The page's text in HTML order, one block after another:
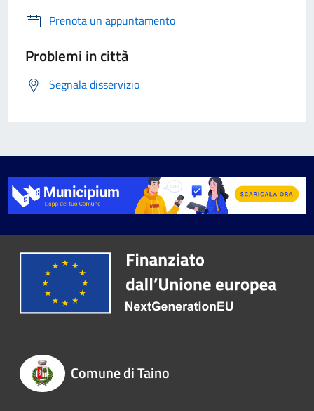
Prenota un appuntamento
Problemi in città
Segnala disservizio
Comune di Taino